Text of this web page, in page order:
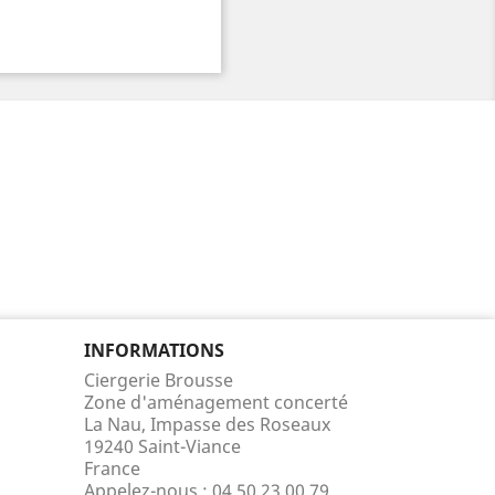
INFORMATIONS
Ciergerie Brousse
Zone d'aménagement concerté
La Nau, Impasse des Roseaux
19240 Saint-Viance
France